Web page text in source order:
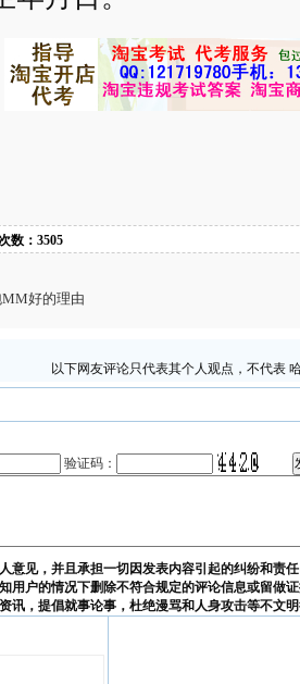
数：3505
好的理由
以下网友评论只代表其个人观点，不代表
验证码：
意见，并且承担一切因发表内容引起的纠纷和责
用户的情况下删除不符合规定的评论信息或留做
讯，提倡就事论事，杜绝漫骂和人身攻击等不文